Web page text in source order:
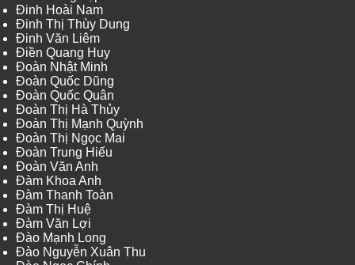
Đinh Hoài Nam
Đinh Thị Thùy Dung
Đinh Văn Liêm
Điền Quang Huy
Đoàn Nhật Minh
Đoàn Quốc Dũng
Đoàn Quốc Quân
Đoàn Thị Hà Thủy
Đoàn Thị Mạnh Quỳnh
Đoàn Thị Ngọc Mai
Đoàn Trung Hiếu
Đoàn Văn Anh
Đàm Khoa Anh
Đàm Thanh Toàn
Đàm Thị Huệ
Đàm Văn Lợi
Đào Mạnh Long
Đào Nguyễn Xuân Thu